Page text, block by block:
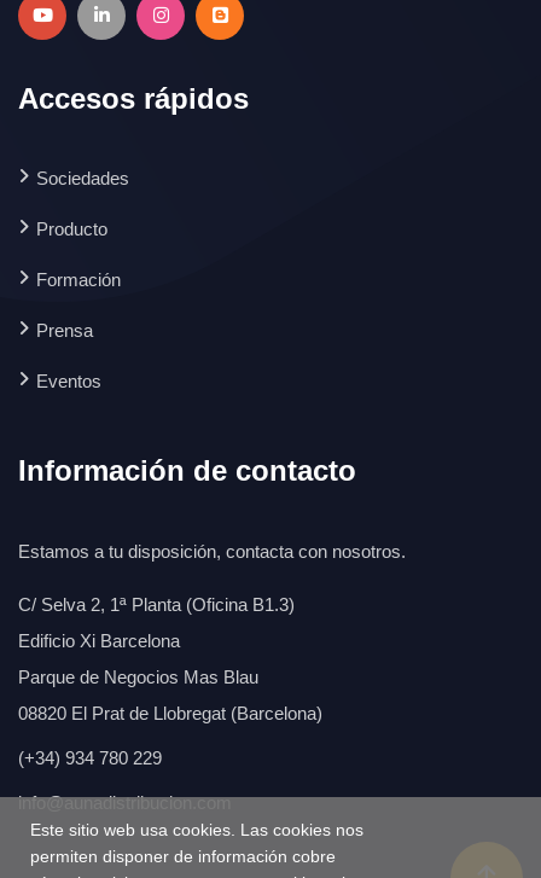
Accesos rápidos
Sociedades
Producto
Formación
Prensa
Eventos
Información de contacto
Estamos a tu disposición, contacta con nosotros.
C/ Selva 2, 1ª Planta (Oficina B1.3)
Edificio Xi Barcelona
Parque de Negocios Mas Blau
08820 El Prat de Llobregat (Barcelona)
(+34) 934 780 229
info@aunadistribucion.com
Este sitio web usa cookies. Las cookies nos
permiten disponer de información cobre